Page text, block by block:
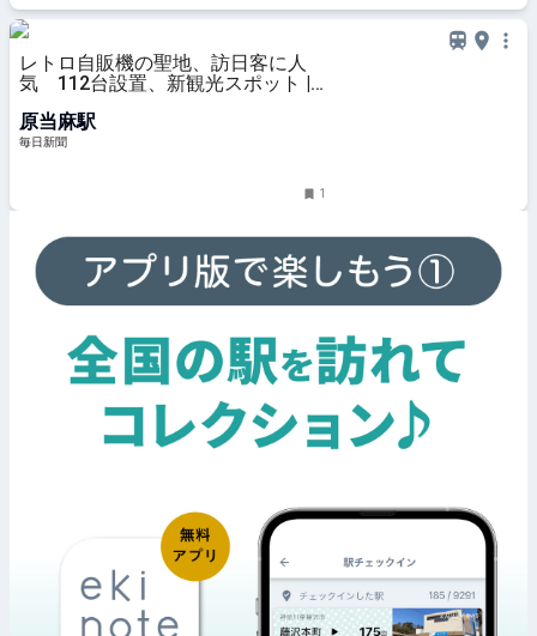
レトロ自販機の聖地、訪日客に人
気 112台設置、新観光スポット |
原当麻駅
毎日新聞
1